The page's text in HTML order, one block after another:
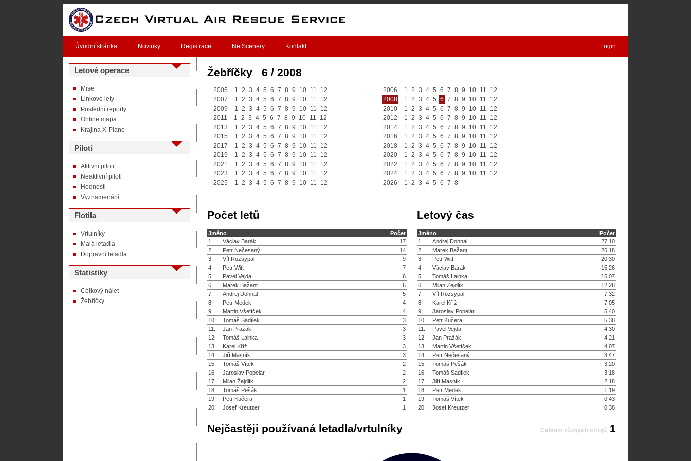
Úvodní stránka Novinky Registrace NetScenery Kontakt Login
Letové operace
Mise
Linkové lety
Poslední reporty
Online mapa
Krajina X-Plane
Piloti
Aktivní piloti
Neaktivní piloti
Hodnosti
Vyznamenání
Flotila
Vrtulníky
Malá letadla
Dopravní letadla
Statistiky
Celkový nálet
Žebříčky
Žebříčky 6 / 2008
2005 1 2 3 4 5 6 7 8 9 10 11 12 2006 1 2 3 4 5 6 7 8 9 10 11
12
2007
1 2 3 4 5 6 7 8 9 10 11 12 2008 1 2 3 4 5 6 7 8 9 10 11
12
2009
1 2 3 4 5 6 7 8 9 10 11 12 2010 1 2 3 4 5 6 7 8 9 10 11
12
2011
1 2 3 4 5 6 7 8 9 10 11 12 2012 1 2 3 4 5 6 7 8 9 10 11
12
2013
1 2 3 4 5 6 7 8 9 10 11 12 2014 1 2 3 4 5 6 7 8 9 10 11
12
2015
1 2 3 4 5 6 7 8 9 10 11 12 2016 1 2 3 4 5 6 7 8 9 10 11
12
2017
1 2 3 4 5 6 7 8 9 10 11 12 2018 1 2 3 4 5 6 7 8 9 10 11
12
2019
1 2 3 4 5 6 7 8 9 10 11 12 2020 1 2 3 4 5 6 7 8 9 10 11
12
2021
1 2 3 4 5 6 7 8 9 10 11 12 2022 1 2 3 4 5 6 7 8 9 10 11
12
2023
1 2 3 4 5 6 7 8 9 10 11 12 2024 1 2 3 4 5 6 7 8 9 10 11
12
2025
1 2 3 4 5 6 7 8 9 10 11 12 2026 1 2 3 4 5 6 7 8
Počet letů
Jméno
Počet
1.
Václav Barák
17
2.
Petr Nečesaný
14
3.
Vít Rozsypal
9
4.
Petr Witt
7
5.
Pavel Vejda
6
6.
Marek Bažant
6
7.
Andrej Dohnal
5
8.
Petr Medek
4
9.
Martin Všetíček
4
10.
Tomáš Sadílek
3
11.
Jan Pražák
3
12.
Tomáš Lainka
3
13.
Karel Kříž
3
14.
Jiří Masník
3
15.
Tomáš Vítek
2
16.
Jaroslav Popelár
2
17.
Milan Žejdlík
2
18.
Tomáš Pešák
1
19.
Petr Kučera
1
20.
Josef Kreutzer 1
Letový čas
Jméno
Počet
1.
Andrej Dohnal
27:10
2.
Marek Bažant
26:18
3.
Petr Witt
20:30
4.
Václav Barák
15:26
5.
Tomáš Lainka
15:07
6.
Milan Žejdlík
12:28
7.
Vít Rozsypal
7:32
8.
Karel Kříž
7:05
9.
Jaroslav Popelár
5:40
10.
Petr Kučera
5:38
11.
Pavel Vejda
4:30
12.
Jan Pražák
4:21
13.
Martin Všetíček
4:07
14.
Petr Nečesaný
3:47
15.
Tomáš Pešák
3:20
16.
Tomáš Sadílek
3:18
17.
Jiří Masník
2:18
18.
Petr Medek
1:19
19.
Tomáš Vítek
0:43
20.
Josef Kreutzer 0:38
Nejčastěji používaná letadla/vrtulníky Celkem různých strojů 1